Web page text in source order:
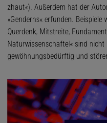
zhaut«). Außerdem hat der
»Genderns« erfunden. Beispiele
Querdenk, Mitstreite,
Naturwissenschaftel« sind
gewöhnungsbedürftig und